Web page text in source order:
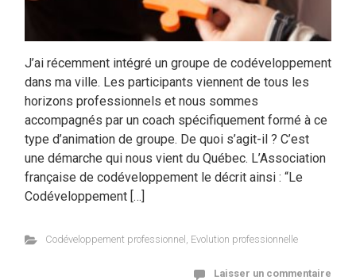
J’ai récemment intégré un groupe de codéveloppement
dans ma ville. Les participants viennent de tous les
horizons professionnels et nous sommes
accompagnés par un coach spécifiquement formé à ce
type d’animation de groupe. De quoi s’agit-il ? C’est
une démarche qui nous vient du Québec. L’Association
française de codéveloppement le décrit ainsi : “Le
Codéveloppement […]
Codéveloppement professionnel , Evolution professionnelle
Laisser un commentaire